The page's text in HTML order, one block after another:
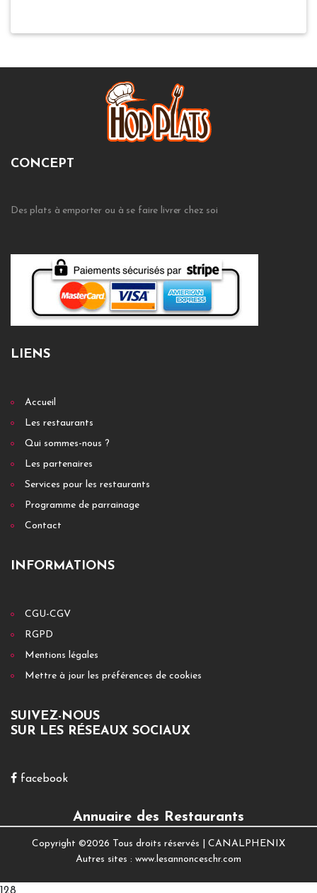
CONCEPT
Des plats à emporter ou à se faire livrer chez soi
LIENS
Accueil
Les restaurants
Qui sommes-nous ?
Les partenaires
Services pour les restaurants
Programme de parrainage
Contact
INFORMATIONS
CGU-CGV
RGPD
Mentions légales
Mettre à jour les préférences de cookies
SUIVEZ-NOUS
SUR LES RÉSEAUX SOCIAUX
facebook
Annuaire des Restaurants
Copyright ©2026 Tous droits réservés | CANALPHENIX
Autres sites : www.lesannonceschr.com
128